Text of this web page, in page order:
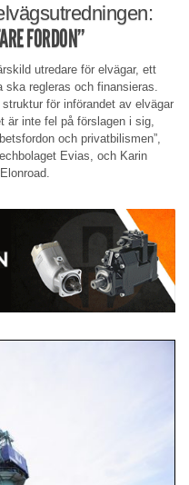
FORDON”
utredare för elvägar, ett
regleras och finansieras.
för införandet av elvägar
är inte fel på förslagen i sig,
och privatbilismen”,
Evias, och Karin